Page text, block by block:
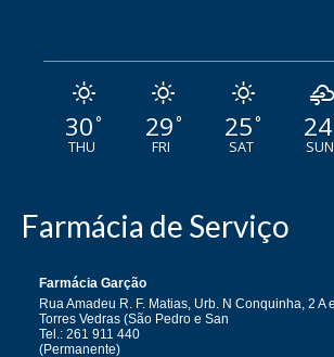
30°
THU
29°
FRI
25°
SAT
24
SUN
Farmácia de Serviço